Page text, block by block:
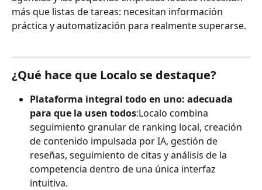
más que listas de tareas: necesitan información
práctica y automatización para realmente superarse.
¿Qué hace que Localo se destaque?
Plataforma integral todo en uno: adecuada
para que la usen todos:Localo combina
seguimiento granular de ranking local, creación
de contenido impulsada por IA, gestión de
reseñas, seguimiento de citas y análisis de la
competencia dentro de una única interfaz
intuitiva.